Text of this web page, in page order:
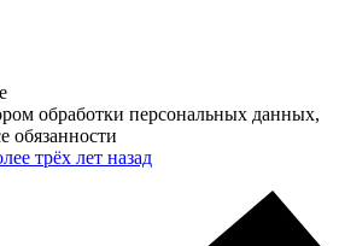
обработки персональных данных,
обязанности
трёх лет назад